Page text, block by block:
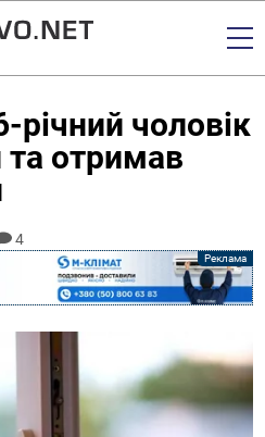
річний чоловік
та отримав
4